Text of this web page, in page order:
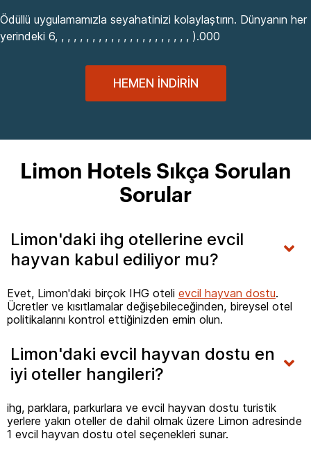
Ödüllü uygulamamızla seyahatinizi kolaylaştırın. Dünyanın her
yerindeki 6, , , , , , , , , , , , , , , , , , , , , , ).000
HEMEN İNDIRIN
Limon Hotels Sıkça Sorulan
Sorular
Limon'daki ihg otellerine evcil
hayvan kabul ediliyor mu?
Evet, Limon'daki birçok IHG oteli evcil hayvan dostu.
Ücretler ve kısıtlamalar değişebileceğinden, bireysel otel
politikalarını kontrol ettiğinizden emin olun.
Limon'daki evcil hayvan dostu en
iyi oteller hangileri?
ihg, parklara, parkurlara ve evcil hayvan dostu turistik
yerlere yakın oteller de dahil olmak üzere Limon adresinde
1 evcil hayvan dostu otel seçenekleri sunar.